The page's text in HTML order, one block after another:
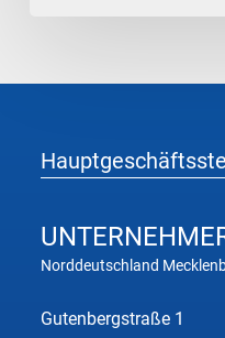
Norddeutschland
Gutenbergstraße 1